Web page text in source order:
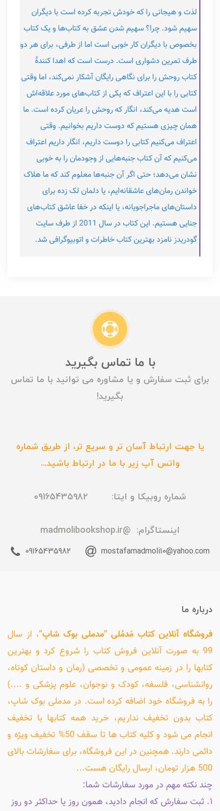
لذت و هیجانی را که خودش تجربه کرده است با دیگران
سهیم شود. چرا؟ سهیم شدن عشق به کتاب‌ها و یک کتاب
بخصوص با دیگران کار خوبی است اما از طرفی، برای هر دو
طرف تمرین دشواری است. درست است که اهدا کنندۀ
کتاب روحش را برای نگاهی رایگان آشکار نمی‌کند، اما وقتی
کتابی را با این اعتراف که یکی از کتاب‌های مورد علاقه‌اش
است هدیه می‌کند، انگار که روحش را عریان کرده است. ما
همان چیزی هستیم که دوست داریم بخوانیم. وقتی
اعتراف می‌کنیم کتابی را دوست داریم، انگار داریم اعتراف
می‌کنیم که آن کتاب جنبه‌هایی از وجودمان را به‌ خوبی
نشان می‌دهد؛ حتی اگر آن جنبه‌ها معلوم کند که ما هلاک
خواندن رمان‌های عاشقانه‌ایم، یا دلمان لک زده برای
داستان‌های ماجراجویانه، یا اینکه در خفا عاشق کتاب‌های
جنایی هستیم. این کتاب در سال 2011 از طرف سایت
گودریدز نامزد بهترین کتاب خاطرات و اتوبیوگرافی شد.
با ما تماس بگیرید
برای ثبت سفارش و یا مشاوره می توانید با ما تماس
بگیرید!
یا جهت ارتباط آسان تر و سریع تر، از طریق شماره
واتس آپ زیر با ما در ارتباط باشید...
شماره روبیکا و ایتا: 09165435982
اینستاگرام: @madmolibookshop.ir
mostafamadmoli10@yahoo.com
09165435982
درباره ما
فروشگاه آنلاین کتاب مَدمُلی "مدملی بوک شاپ"، از سال
99 به صورت آنلاین فروش کتاب را شروع کرد و بهترین
کتابها را در زمینه عمومی و تخصصی (رمان و داستان کوتاه،
روانشناسی، فلسفه، کودک و نوجوان، علوم پزشکی و ....)
را به فروشگاه خود اضافه کرده است. در مدملی بوک شاپ،
کتاب بدون تخفیف نداریم، خرید همه کتابها با تخفیف
انجام می شود و کلیه کتاب ها تا سقف 50% تخفیف ویژه و
دائمی دارند. همچنین در این فروشگاه، برای سفارشات بالای
500 هزار تومان، ارسال رایگان هست...
چند نکته مهم در مورد سفارشات شما:
۱. ثبت سفارش که انجام دادید، همون روز یا حداکثر دو روز